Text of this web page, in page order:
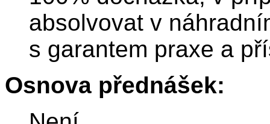
absolvovat v
s garantem praxe a
Osnova přednášek: